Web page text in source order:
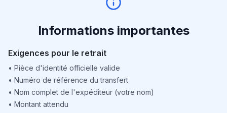
Informations importantes
Exigences pour le retrait
• Pièce d'identité officielle valide
• Numéro de référence du transfert
• Nom complet de l'expéditeur (votre nom)
• Montant attendu